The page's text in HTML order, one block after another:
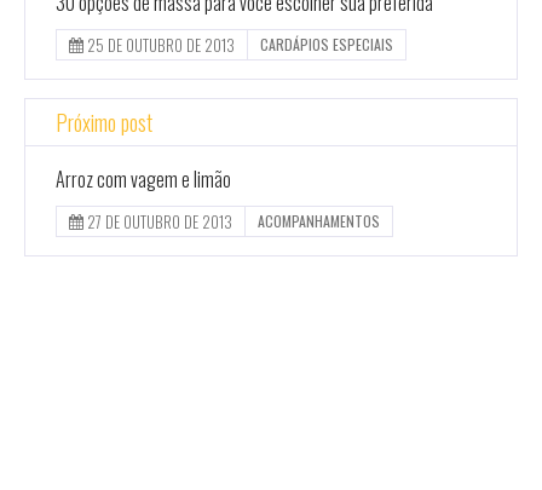
25 DE OUTUBRO DE 2013 CARDÁPIOS ESPECIAIS
Próximo post
Arroz com vagem e limão
27 DE OUTUBRO DE 2013 ACOMPANHAMENTOS